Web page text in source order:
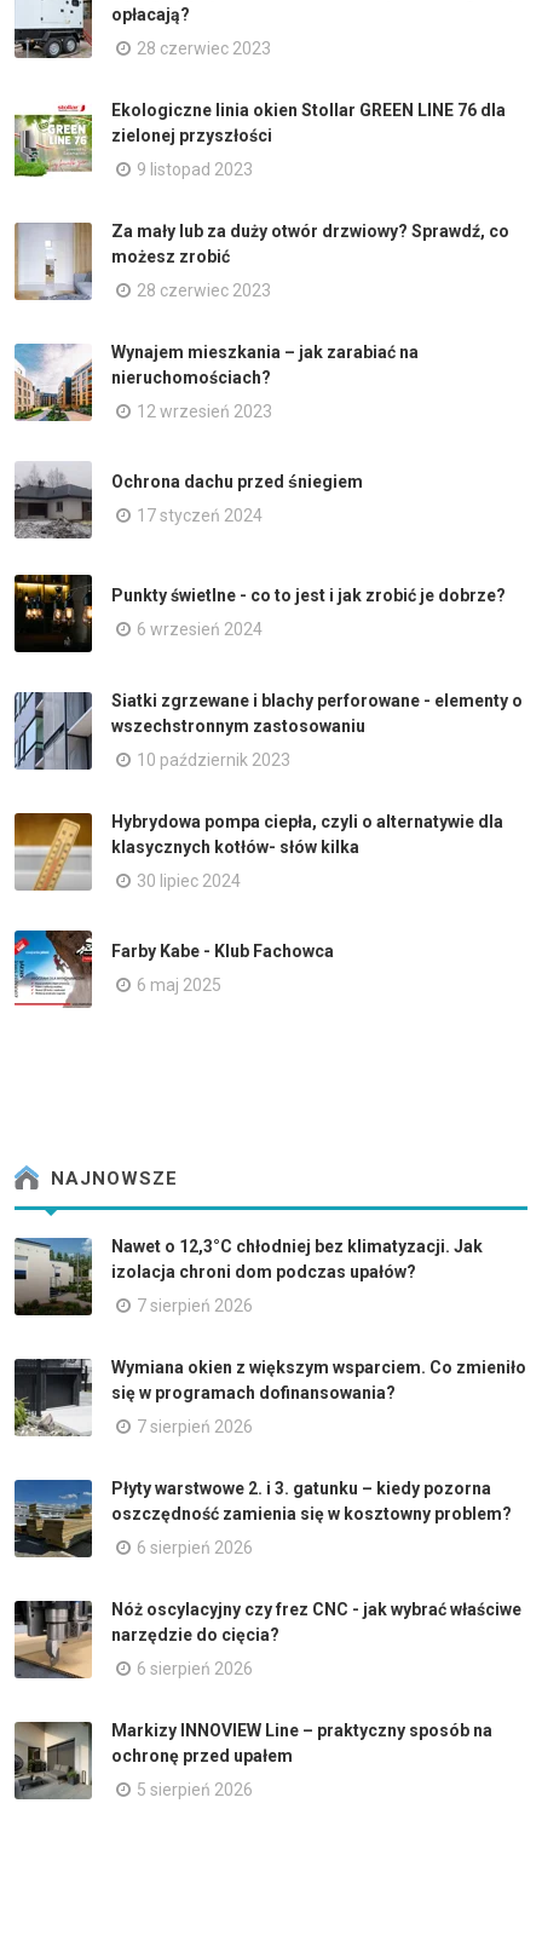
opłacają?
28 czerwiec 2023
Ekologiczne linia okien Stollar GREEN LINE 76 dla
zielonej przyszłości
9 listopad 2023
Za mały lub za duży otwór drzwiowy? Sprawdź, co
możesz zrobić
28 czerwiec 2023
Wynajem mieszkania – jak zarabiać na
nieruchomościach?
12 wrzesień 2023
Ochrona dachu przed śniegiem
17 styczeń 2024
Punkty świetlne - co to jest i jak zrobić je dobrze?
6 wrzesień 2024
Siatki zgrzewane i blachy perforowane - elementy o
wszechstronnym zastosowaniu
10 październik 2023
Hybrydowa pompa ciepła, czyli o alternatywie dla
klasycznych kotłów- słów kilka
30 lipiec 2024
Farby Kabe - Klub Fachowca
6 maj 2025
NAJNOWSZE
Nawet o 12,3°C chłodniej bez klimatyzacji. Jak
izolacja chroni dom podczas upałów?
7 sierpień 2026
Wymiana okien z większym wsparciem. Co zmieniło
się w programach dofinansowania?
7 sierpień 2026
Płyty warstwowe 2. i 3. gatunku – kiedy pozorna
oszczędność zamienia się w kosztowny problem?
6 sierpień 2026
Nóż oscylacyjny czy frez CNC - jak wybrać właściwe
narzędzie do cięcia?
6 sierpień 2026
Markizy INNOVIEW Line – praktyczny sposób na
ochronę przed upałem
5 sierpień 2026